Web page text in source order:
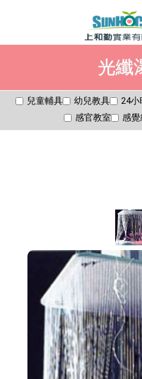
光纖
兒童輔具 幼兒教具 24小
感官教室
感